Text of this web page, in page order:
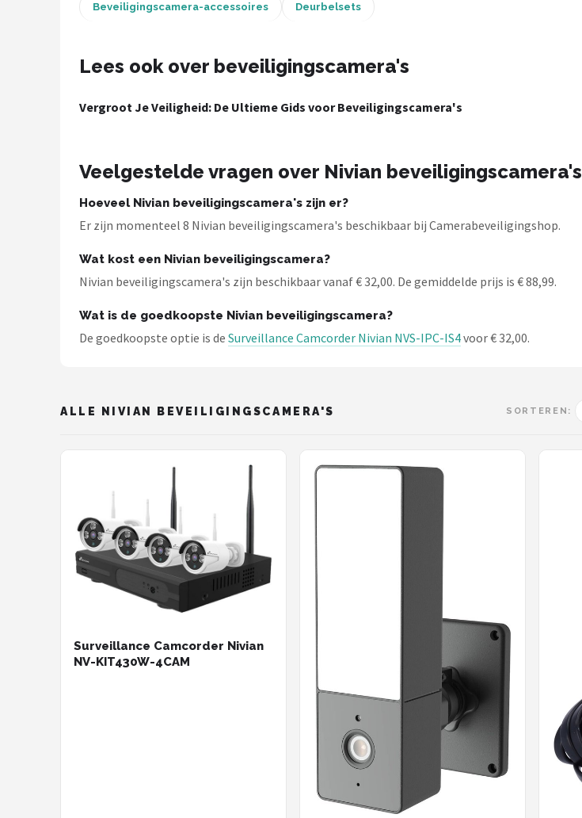
Smartwares
Beveiligingscamera-accessoires Deurbelsets
Lees ook over beveiligingscamera's
Vergroot Je Veiligheid: De Ultieme Gids voor Beveiligingscamera's
Veelgestelde vragen over Nivian beveiligingscamera's
Hoeveel Nivian beveiligingscamera's zijn er?
Er zijn momenteel 8 Nivian beveiligingscamera's beschikbaar bij Camerabeveiligingshop.
Wat kost een Nivian beveiligingscamera?
Nivian beveiligingscamera's zijn beschikbaar vanaf € 32,00. De gemiddelde prijs is € 88,99.
Wat is de goedkoopste Nivian beveiligingscamera?
De goedkoopste optie is de Surveillance Camcorder Nivian NVS-IPC-IS4voor € 32,00.
ALLE NIVIAN BEVEILIGINGSCAMERA'S SORTEREN:
Surveillance Camcorder Nivian
NV-KIT430W-4CAM